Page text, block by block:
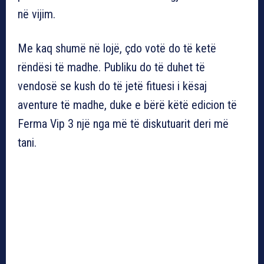
në vijim.
Me kaq shumë në lojë, çdo votë do të ketë
rëndësi të madhe. Publiku do të duhet të
vendosë se kush do të jetë fituesi i kësaj
aventure të madhe, duke e bërë këtë edicion të
Ferma Vip 3 një nga më të diskutuarit deri më
tani.